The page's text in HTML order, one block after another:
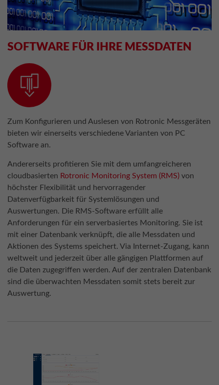
SOFTWARE FÜR IHRE MESSDATEN
Zum Konfigurieren und Auslesen von Rotronic Messgeräten
bieten wir einerseits verschiedene Varianten von PC
Software an.
Andererseits profitieren Sie mit dem umfangreicheren
cloudbasierten Rotronic Monitoring System (RMS) von
höchster Flexibilität und hervorragender
Datenverfügbarkeit für Systemlösungen und
Auswertungen. Die RMS-Software erfüllt alle
Anforderungen für ein serverbasiertes Monitoring. Sie ist
mit einer Datenbank verknüpft, die alle Messdaten und
Aktionen des Systems speichert. Via Internet-Zugang, kann
weltweit und jederzeit über alle gängigen Plattformen auf
die Daten zugegriffen werden. Auf der zentralen Datenbank
sind die überwachten Messdaten somit stets bereit zur
Auswertung.